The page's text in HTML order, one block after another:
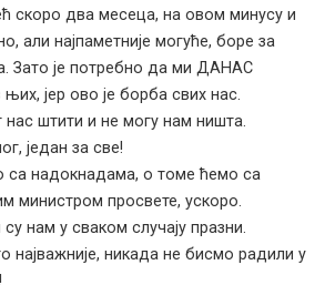
скоро два месеца, на овом минусу и
али најпаметније могуће, боре за
Зато је потребно да ми ДАНАС
јер ово је борба свих нас.
нас штити и не могу нам ништа.
један за све!
са надокнадама, о томе ћемо са
министром просвете, ускоро.
нам у сваком случају празни.
најважније, никада не бисмо радили у